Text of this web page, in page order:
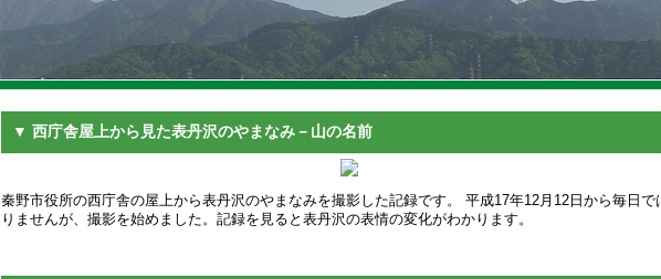
▼ 西庁舎屋上から見た表丹沢のやまなみ－山の名前
秦野市役所の西庁舎の屋上から表丹沢のやまなみを撮影した記録です。 平成17年12月12日から毎日で
りませんが、撮影を始めました。記録を見ると表丹沢の表情の変化がわかります。